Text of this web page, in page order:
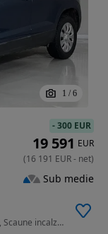
1 / 6
1968 cm3 • 115 CP • GARANTIE 2 ANI, Automata, Scaune incalzite, Camera, LED, Pilot adaptiv
-300 EUR
19 591 EUR
(16 191 EUR- net)
Sub medie